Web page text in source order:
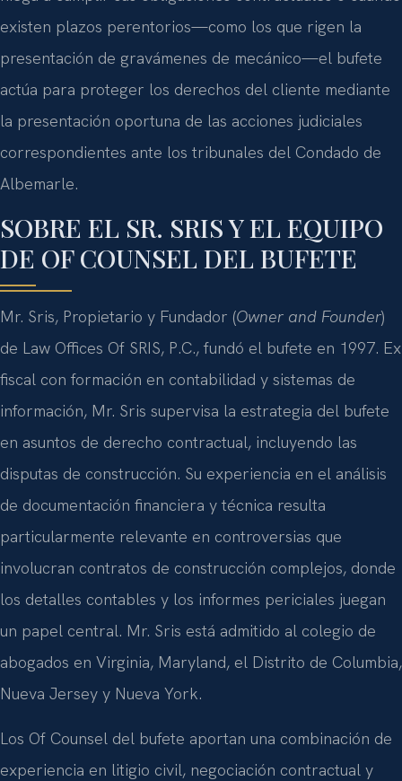
existen plazos perentorios—como los que rigen la
presentación de gravámenes de mecánico—el bufete
actúa para proteger los derechos del cliente mediante
la presentación oportuna de las acciones judiciales
correspondientes ante los tribunales del Condado de
Albemarle.
SOBRE EL SR. SRIS Y EL EQUIPO
DE OF COUNSEL DEL BUFETE
Mr. Sris, Propietario y Fundador (Owner and Founder)
de Law Offices Of SRIS, P.C., fundó el bufete en 1997. Ex
fiscal con formación en contabilidad y sistemas de
información, Mr. Sris supervisa la estrategia del bufete
en asuntos de derecho contractual, incluyendo las
disputas de construcción. Su experiencia en el análisis
de documentación financiera y técnica resulta
particularmente relevante en controversias que
involucran contratos de construcción complejos, donde
los detalles contables y los informes periciales juegan
un papel central. Mr. Sris está admitido al colegio de
abogados en Virginia, Maryland, el Distrito de Columbia,
Nueva Jersey y Nueva York.
Los Of Counsel del bufete aportan una combinación de
experiencia en litigio civil, negociación contractual y